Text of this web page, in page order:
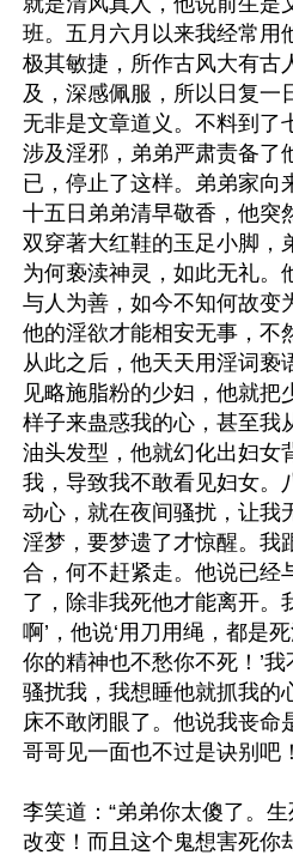
班。五月六月以来我经常用
极其敏捷，所作古风大有古
及，深感佩服，所以日复一
无非是文章道义。不料到了
涉及淫邪，弟弟严肃责备了
已，停止了这样。弟弟家向
十五日弟弟清早敬香，他突
双穿著大红鞋的玉足小脚，
为何亵渎神灵，如此无礼。
与人为善，如今不知何故变
他的淫欲才能相安无事，不
从此之后，他天天用淫词亵
见略施脂粉的少妇，他就把
样子来蛊惑我的心，甚至我
油头发型，他就幻化出妇女
我，导致我不敢看见妇女。
动心，就在夜间骚扰，让我
淫梦，要梦遗了才惊醒。我
合，何不赶紧走。他说已经
了，除非我死他才能离开。
啊’，他说‘用刀用绳，都是
你的精神也不愁你不死！’
骚扰我，我想睡他就抓我的
床不敢闭眼了。他说我丧命
哥哥见一面也不过是诀别吧
李笑道：“弟弟你太傻了。
改变！而且这个鬼想害死你